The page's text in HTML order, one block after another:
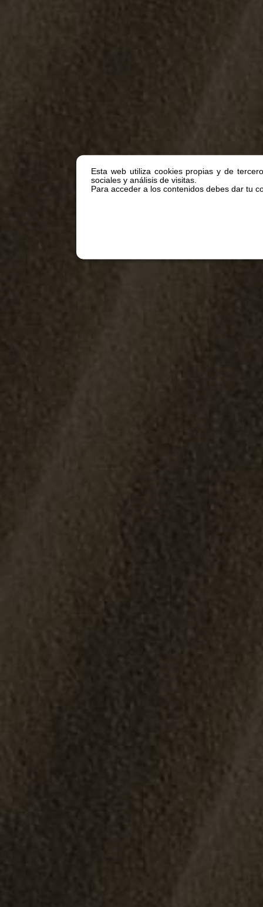
Esta web utiliza cookies propias y de
sociales y análisis de visitas.
Para acceder a los contenidos debes dar tu